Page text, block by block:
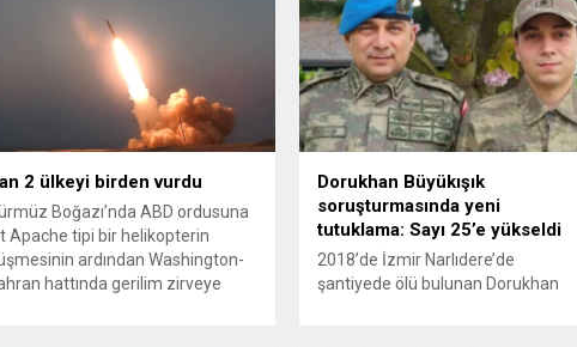
2 ülkeyi birden vurdu
Boğazı’nda ABD ordusuna
Apache tipi bir helikopterin
ardından Washington-
hattında gerilim zirveye
Dorukhan Büyükışık
soruşturmasında yeni
tutuklama: Sayı 25’e yükseldi
2018’de İzmir Narlıdere’de
şantiyede ölü bulunan Dorukhan